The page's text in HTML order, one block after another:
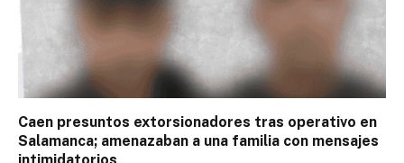
Caen presuntos extorsionadores tras operativo en
Salamanca; amenazaban a una familia con mensajes